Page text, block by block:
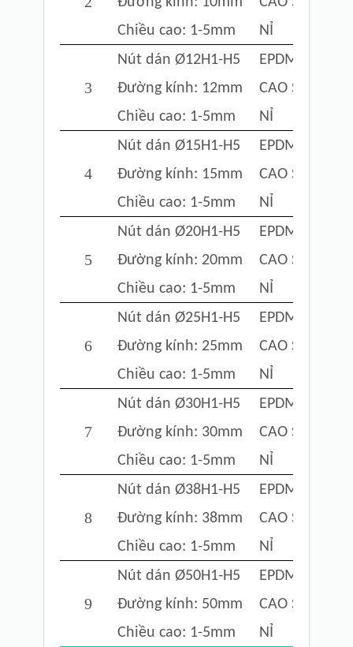
Chiều cao: 1-5mm NỈ
3
Nút dán Ø12H1-H5
EPDM FOAM
Đường kính: 12mm
CAO SU
Chiều cao: 1-5mm NỈ
4
Nút dán Ø15 H1-H5
EPDM FOAM
Đường kính: 15mm
CAO SU
Chiều cao: 1-5mm NỈ
5
Nút dán Ø20H1-H5
EPDM FOAM
Đường kính: 20mm
CAO SU
Chiều cao: 1-5mm NỈ
6
Nút dán Ø25 H1-H5
EPDM FOAM
Đường kính: 25mm
CAO SU
Chiều cao: 1-5mm NỈ
7
Nút dán Ø30H1-H5
EPDM FOAM
Đường kính: 30mm
CAO SU
Chiều cao: 1-5mm NỈ
8
Nút dán Ø38H1-H5
EPDM FOAM
Đường kính: 38mm
CAO SU
Chiều cao: 1-5mm NỈ
9
Nút dán Ø50H1-H5
EPDM FOAM
Đường kính: 50mm
CAO SU
Chiều cao: 1-5mm NỈ